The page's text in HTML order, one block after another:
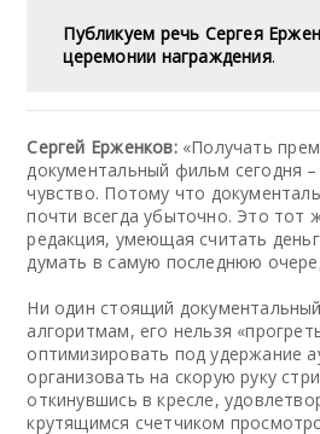
Публикуем речь Сергея
церемонии награждения.
Сергей Ерженков: «Получать
документальный фильм сегодня
чувство. Потому что
почти всегда убыточно. Это тот
редакция, умеющая считать
думать в самую последнюю
Ни один стоящий
алгоритмам, его нельзя
оптимизировать под удержание
организовать на скорую руку
откинувшись в кресле,
крутящимся счетчиком